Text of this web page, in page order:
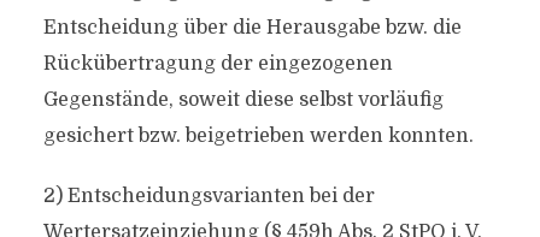
Entscheidung über die Herausgabe bzw. die
Rückübertragung der eingezogenen
Gegenstände, soweit diese selbst vorläufig
gesichert bzw. beigetrieben werden konnten.
2) Entscheidungsvarianten bei der
Wertersatzeinziehung (§ 459h Abs. 2 StPO i. V.